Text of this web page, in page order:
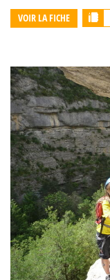
VOIR LA FICHE